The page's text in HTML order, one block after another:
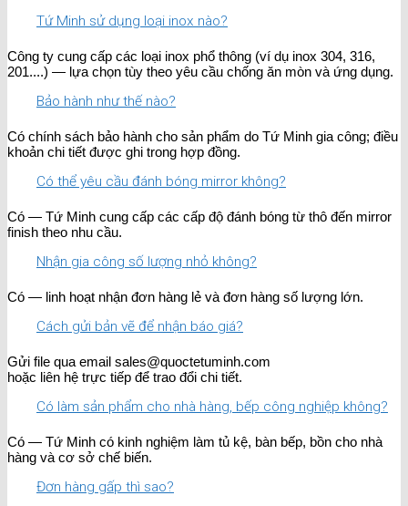
Tứ Minh sử dụng loại inox nào?
Công ty cung cấp các loại inox phổ thông (ví dụ inox 304, 316,
201....) — lựa chọn tùy theo yêu cầu chống ăn mòn và ứng dụng.
Bảo hành như thế nào?
Có chính sách bảo hành cho sản phẩm do Tứ Minh gia công; điều
khoản chi tiết được ghi trong hợp đồng.
Có thể yêu cầu đánh bóng mirror không?
Có — Tứ Minh cung cấp các cấp độ đánh bóng từ thô đến mirror
finish theo nhu cầu.
Nhận gia công số lượng nhỏ không?
Có — linh hoạt nhận đơn hàng lẻ và đơn hàng số lượng lớn.
Cách gửi bản vẽ để nhận báo giá?
Gửi file qua email sales@quoctetuminh.com
hoặc liên hệ trực tiếp để trao đổi chi tiết.
Có làm sản phẩm cho nhà hàng, bếp công nghiệp không?
Có — Tứ Minh có kinh nghiệm làm tủ kệ, bàn bếp, bồn cho nhà
hàng và cơ sở chế biến.
Đơn hàng gấp thì sao?